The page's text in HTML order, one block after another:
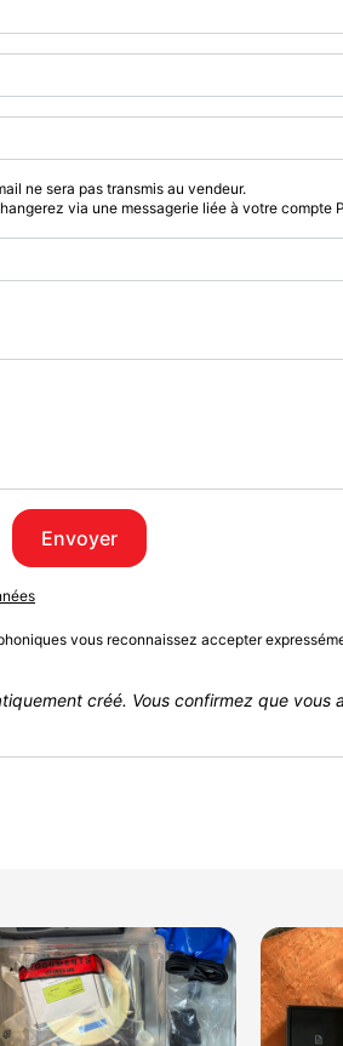
ne sera pas transmis au vendeur.
via une messagerie liée à votre compte
Envoyer
vous reconnaissez accepter
créé. Vous confirmez que vous